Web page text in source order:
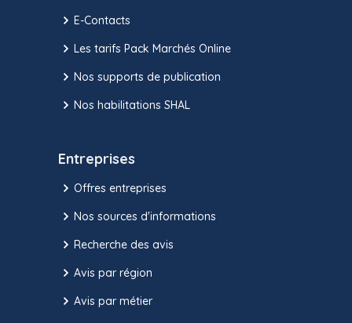
E-Contacts
Les tarifs Pack Marchés Online
Nos supports de publication
Nos habilitations SHAL
Entreprises
Offres entreprises
Nos sources d'informations
Recherche des avis
Avis par région
Avis par métier